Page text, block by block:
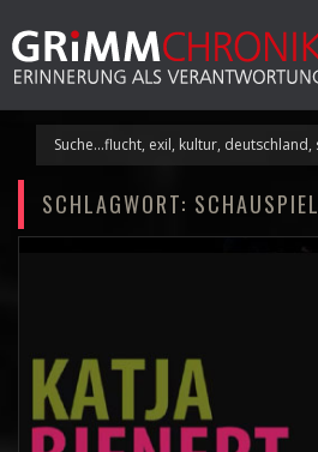
content
SCHLAGWORT: SCHAUSPIEL